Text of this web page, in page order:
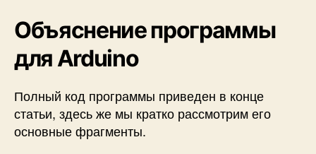
Объяснение программы
для Arduino
Полный код программы приведен в конце
статьи, здесь же мы кратко рассмотрим его
основные фрагменты.